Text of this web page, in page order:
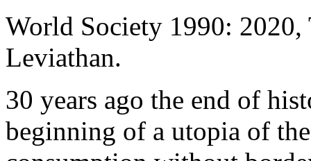
World Society 1990: 2020,
Leviathan.
30 years ago the end of
beginning of a utopia of